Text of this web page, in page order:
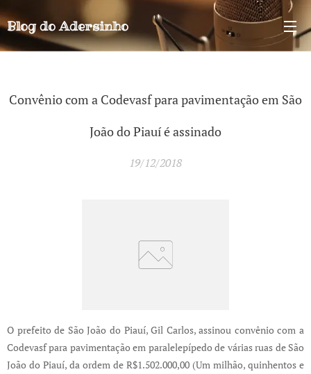
Blog doAdersinho
Convênio com a Codevasf para pavimentação em São
João do Piauí é assinado
19/12/2018
O prefeito de São João do Piauí, Gil Carlos, assinou convênio com a
Codevasf para pavimentação em paralelepípedo de várias ruas de São
João do Piauí, da ordem de R$1.502.000,00 (Um milhão, quinhentos e